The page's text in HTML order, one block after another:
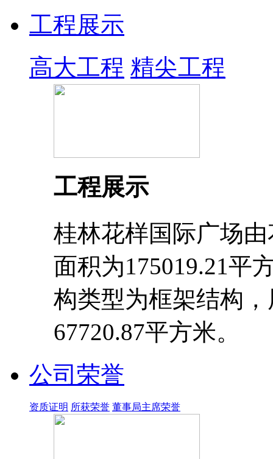
工程展示
高大工程 精尖工程
工程展示
桂林花样国际广场
面积为175019.21平
构类型为框架结构
67720.87平方米。
公司荣誉
资质证明 所获荣誉 董事局主席荣誉